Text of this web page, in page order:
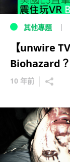
其他專題
【unwire
Biohazard？
10 年前